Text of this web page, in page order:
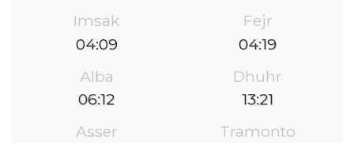
Imsak
04:09
Fejr
04:19
Alba
06:12
Dhuhr
13:21
Asser
Tramonto